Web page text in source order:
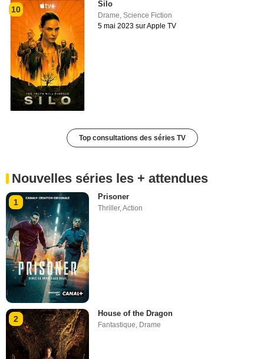
10
Silo
Drame,Science Fiction
5 mai 2023 sur Apple TV
Top consultations des séries TV
Nouvelles séries les + attendues
1
Prisoner
Thriller,Action
2
House of the Dragon
Fantastique, Drame